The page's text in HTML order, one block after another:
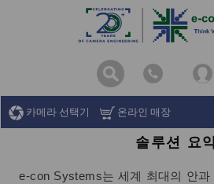
카메라 선택기 온라인 매장
솔루션 요
e-con Systems는 세계 최대의 안